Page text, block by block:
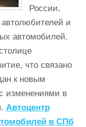
России,
и
автомобилей.
что связано
к новым
изменениями в
Автоцентр
в СПб